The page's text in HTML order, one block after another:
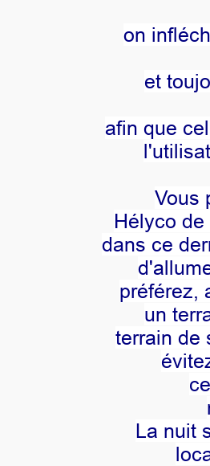
on
et
afin que
Vous
Hélyco
dans ce
préférez,
un
terrain de
La nuit